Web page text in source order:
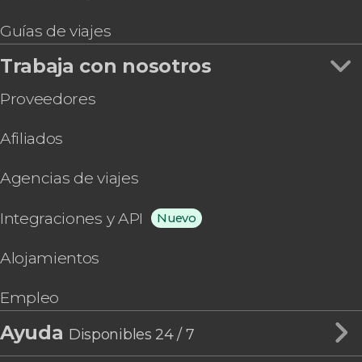
Guías de viajes
Trabaja con nosotros
Proveedores
Afiliados
Agencias de viajes
Integraciones y API Nuevo
Alojamientos
Empleo
Ayuda Disponibles 24 / 7